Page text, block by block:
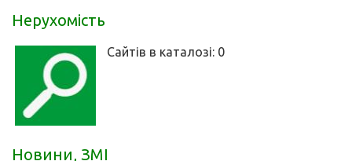
Нерухомість
Сайтів в каталозі: 0
Новини, ЗМІ